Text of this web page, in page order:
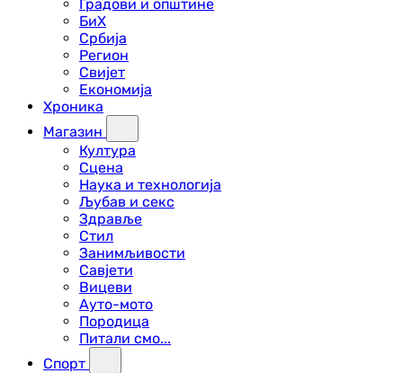
Градови и општине
БиХ
Србија
Регион
Свијет
Економија
Хроника
Магазин
Култура
Сцена
Наука и технологија
Љубав и секс
Здравље
Стил
Занимљивости
Савјети
Вицеви
Ауто-мото
Породица
Питали смо...
Спорт